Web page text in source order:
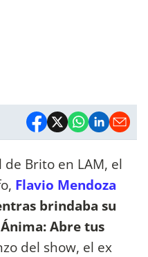
Brito en LAM, el
Flavio Mendoza
brindaba su
Abre tus
del show, el ex